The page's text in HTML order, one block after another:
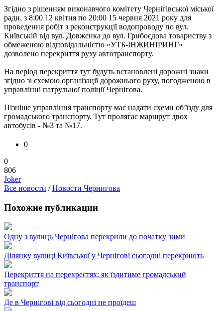
Згідно з рішенням виконавчого комітету Чернігівської міської
ради, з 8:00 12 квітня по 20:00 15 червня 2021 року для
проведення робіт з реконструкції водопроводу по вул.
Київській від вул. Довженка до вул. Грибоєдова товариству з
обмеженою відповідальністю «УТБ-ІНЖИНІРИНГ»
дозволено перекриття руху автотранспорту.
На період перекриття тут будуть встановлені дорожні знаки
згідно зі схемою організації дорожнього руху, погодженою в
управлінні патрульної поліції Чернігова.
Пізніше управління транспорту має надати схеми об’їзду для
громадського транспорту. Тут пролягає маршрут двох
автобусів - №3 та №17.
0
0
806
Joker
Все новости /Новости Чернигова
Похожие публикации
Одну з вулиць Чернігова перекрили до початку зими
Ділянку вулиці Київської у Чернігові сьогодні перекриють
Перекриття на перехрестях: як їздитиме громадський
транспорт
Де в Чернігові від сьогодні не проїдеш